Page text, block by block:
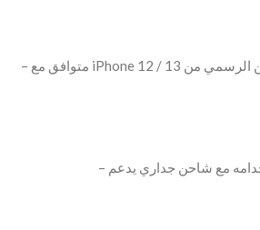
– متوافق مع iPhone 12 / 13 مع تثبيت مغناطيسي دقيق ودعم عرض أنيميشن الشحن الرسمي من